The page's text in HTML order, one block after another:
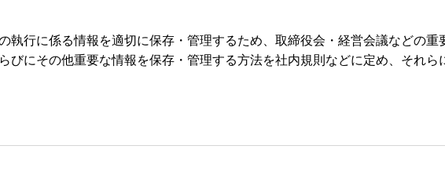
執行に係る情報を適切に保存・管理するため、取締役会・経営会議などの
びにその他重要な情報を保存・管理する方法を社内規則などに定め、それら